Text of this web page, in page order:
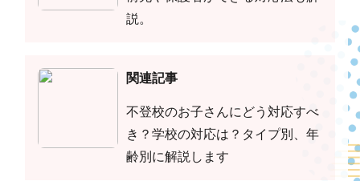
説。
関連記事
不登校のお子さんにどう対応すべ
き？学校の対応は？タイプ別、年
齢別に解説します